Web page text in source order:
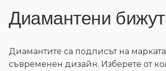
Диамантени
Диамантите са подписът на
съвременен дизайн. Изберете от